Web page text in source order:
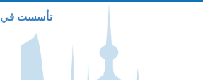
تأسست في 20 اكتوبر 2009